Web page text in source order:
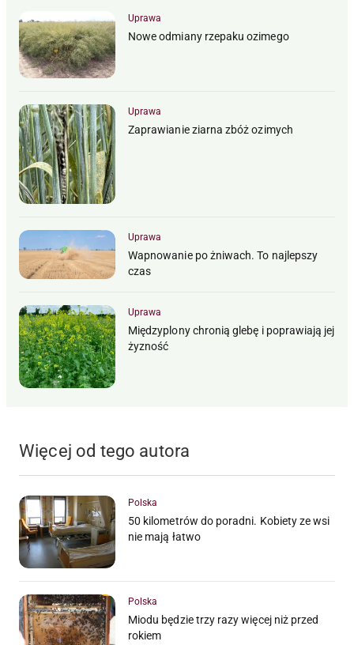
Uprawa
Nowe odmiany rzepaku ozimego
Uprawa
Zaprawianie ziarna zbóż ozimych
Uprawa
Wapnowanie po żniwach. To najlepszy
czas
Uprawa
Międzyplony chronią glebę i poprawiają jej
żyzność
Więcej od tego autora
Polska
50 kilometrów do poradni. Kobiety ze wsi
nie mają łatwo
Polska
Miodu będzie trzy razy więcej niż przed
rokiem